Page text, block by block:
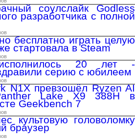
соулслайк Godless
разработчика с полной
бесплатно играть целую
стартовала в Steam
20 лет -
серию с юбилеем
N1X превзошёл Ryzen AI
Lake X9 388H в
Geekbench 7
культовую головоломку
браузер